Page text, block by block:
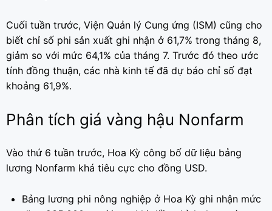
Cuối tuần trước, Viện Quản lý Cung ứng (ISM) cũng cho
biết chỉ số phi sản xuất ghi nhận ở 61,7% trong tháng 8,
giảm so với mức 64,1% của tháng 7. Trước đó theo ước
tính đồng thuận, các nhà kinh tế đã dự báo chỉ số đạt
khoảng 61,9%.
Phân tích giá vàng hậu Nonfarm
Vào thứ 6 tuần trước, Hoa Kỳ công bố dữ liệu bảng
lương Nonfarm khá tiêu cực cho đồng USD.
Bảng lương phi nông nghiệp ở Hoa Kỳ ghi nhận mức